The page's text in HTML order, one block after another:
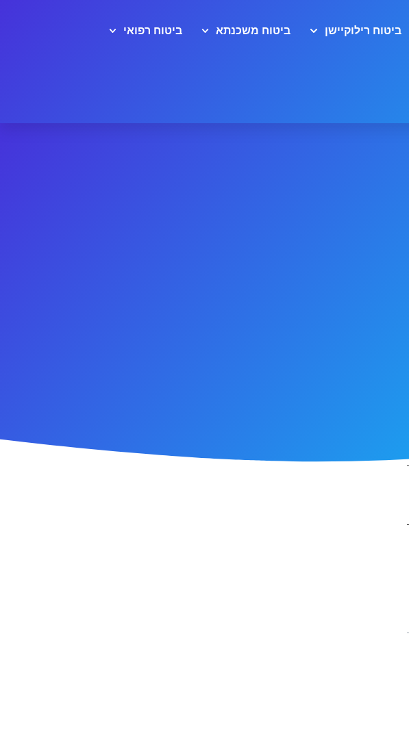
ביטוח רילוקיישן ביטוח משכנתא ביטוח רפואי